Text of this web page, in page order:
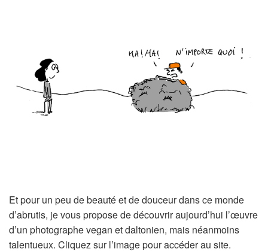
Et pour un peu de beauté et de douceur dans ce monde
d’abrutis, je vous propose de découvrir aujourd’hui l’œuvre
d’un photographe vegan et daltonien, mais néanmoins
talentueux. Cliquez sur l’image pour accéder au site.